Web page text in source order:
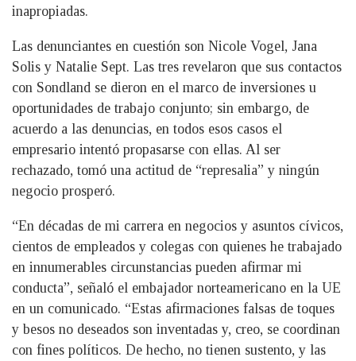
inapropiadas.
Las denunciantes en cuestión son Nicole Vogel, Jana
Solis y Natalie Sept. Las tres revelaron que sus contactos
con Sondland se dieron en el marco de inversiones u
oportunidades de trabajo conjunto; sin embargo, de
acuerdo a las denuncias, en todos esos casos el
empresario intentó propasarse con ellas. Al ser
rechazado, tomó una actitud de “represalia” y ningún
negocio prosperó.
“En décadas de mi carrera en negocios y asuntos cívicos,
cientos de empleados y colegas con quienes he trabajado
en innumerables circunstancias pueden afirmar mi
conducta”, señaló el embajador norteamericano en la UE
en un comunicado. “Estas afirmaciones falsas de toques
y besos no deseados son inventadas y, creo, se coordinan
con fines políticos. De hecho, no tienen sustento, y las